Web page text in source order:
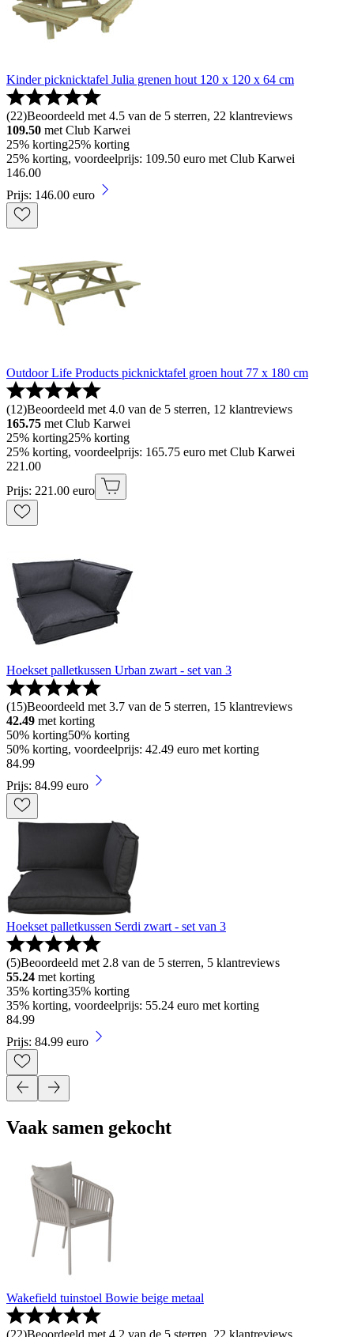
Kinder picknicktafel Julia grenen hout 120 x 120 x 64 cm
(22)Beoordeeld met 4.5 van de 5 sterren, 22 klantreviews
109.50 met Club Karwei
25% korting25% korting
25% korting, voordeelprijs: 109.50 euro met Club Karwei
146.00
Prijs: 146.00 euro
Outdoor Life Products picknicktafel groen hout 77 x 180 cm
(12)Beoordeeld met 4.0 van de 5 sterren, 12 klantreviews
165.75 met Club Karwei
25% korting25% korting
25% korting, voordeelprijs: 165.75 euro met Club Karwei
221 .00
Prijs: 221.00 euro
Hoekset palletkussen Urban zwart - set van 3
(15)Beoordeeld met 3.7 van de 5 sterren, 15 klantreviews
42.49 met korting
50% korting50% korting
50% korting, voordeelprijs: 42.49 euro met korting
84.99
Prijs: 84.99 euro
Hoekset palletkussen Serdi zwart - set van 3
(5)Beoordeeld met 2.8 van de 5 sterren, 5 klantreviews
55.24 met korting
35% korting35% korting
35% korting, voordeelprijs: 55.24 euro met korting
84.99
Prijs: 84.99 euro
Vaak samen gekocht
Wakefield tuinstoel Bowie beige metaal